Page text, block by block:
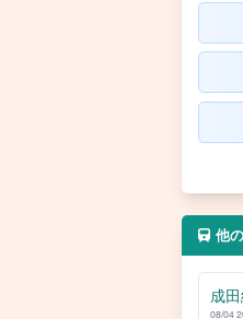
他
成
08/04